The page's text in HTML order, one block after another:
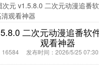
次元 v1.5.8.0 二次元动漫追番软
观看神器
二次元动漫追番软
观看神器
16584 发布时间：2026/5/25